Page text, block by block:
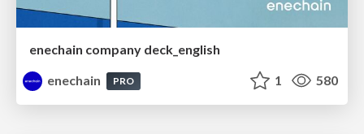
enechain company deck_english
enechain
PRO 1 580